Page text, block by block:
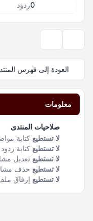
0ردود
العودة إلى فهرس
معلومات
صلاحيات المنتدى
لا تستطيع كتابة
لا تستطيع كتابة
لا تستطيع تعديل
لا تستطيع حذف
لا تستطيع إرفاق